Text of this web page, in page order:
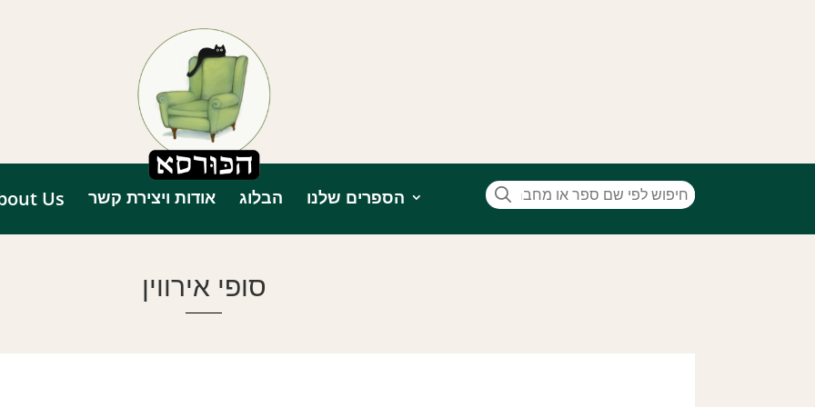
הספרים שלנו הבלוג אודות ויצירת קשר Us
סופי אירווין